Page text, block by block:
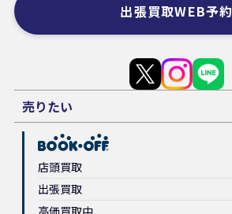
出張買取WEB予約
売りたい
店頭買取
出張買取